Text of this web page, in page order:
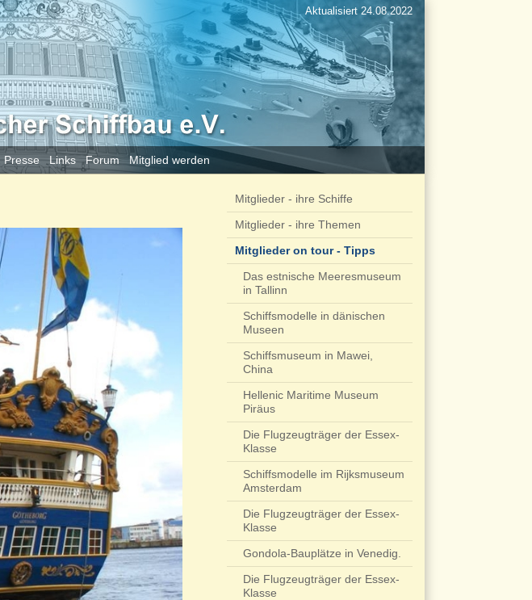
Presse Links Forum Mitglied werden
Aktualisiert 24.08.2022
Mitglieder - ihre Schiffe
Mitglieder - ihre Themen
Mitglieder on tour - Tipps
Das estnische Meeresmuseum
in Tallinn
Schiffsmodelle in dänischen
Museen
Schiffsmuseum in Mawei,
China
Hellenic Maritime Museum
Piräus
Die Flugzeugträger der Essex-
Klasse
Schiffsmodelle im Rijksmuseum
Amsterdam
Die Flugzeugträger der Essex-
Klasse
Gondola-Bauplätze in Venedig.
Die Flugzeugträger der Essex-
Klasse